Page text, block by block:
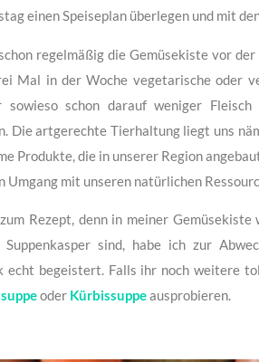
einen Speiseplan überlegen und mit
regelmäßig die Gemüsekiste vor
Mal in der Woche vegetarische oder
sowieso schon darauf weniger
Die artgerechte Tierhaltung liegt uns
Produkte, die in unserer Region
Umgang mit unseren natürlichen
Rezept, denn in meiner
Suppenkasper sind, habe ich zur
echt begeistert. Falls ihr noch weitere
oder Kürbissuppeausprobieren.